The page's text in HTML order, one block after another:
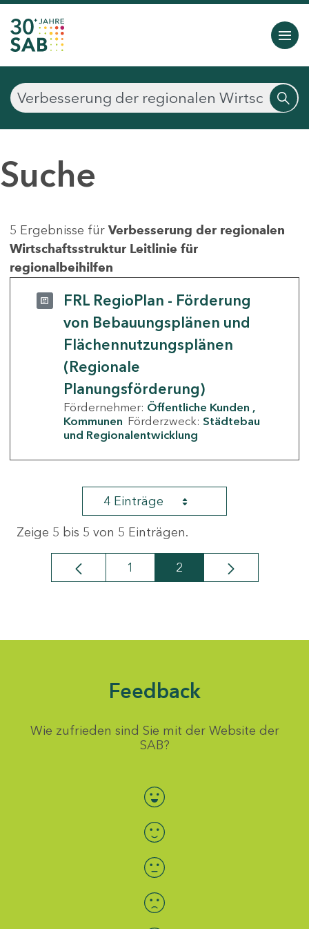
Suche
5 Ergebnisse für Verbesserung der regionalen
Wirtschaftsstruktur Leitlinie für
regionalbeihilfen
FRL RegioPlan - Förderung
von Bebauungsplänen und
Flächennutzungsplänen
(Regionale
Planungsförderung)
Fördernehmer: Öffentliche Kunden
Kommunen Förderzweck: Städtebau
und Regionalentwicklung
4 Einträge
Zeige 5 bis 5 von 5 Einträgen.
Seite
1 Seite
2
Feedback
Wie zufrieden sind Sie mit der Website der
SAB?
Bewertung auswählen